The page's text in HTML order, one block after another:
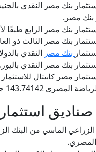
بنك مصر.
بنك مصر الرابع طبقًا لأحكام
بنك مصر الثالث ذو العائد التراكمى
بنك مصر النقدي بالدولار ذو عائد
بنك مصر النقدي باليورو ذو
مصر كابيتال للاستثمار في أدوات
143.74142 جنيه مصري.